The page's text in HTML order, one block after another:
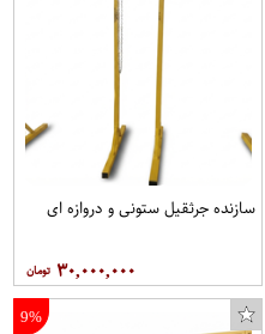
سازنده جرثقیل ستونی و دروازه ای
۳۰,۰۰۰,۰۰۰
9%